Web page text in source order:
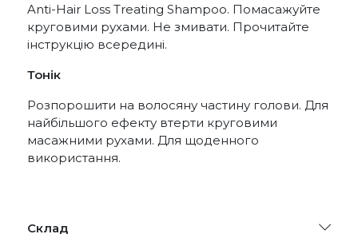
Anti-Hair Loss Treating Shampoo. Помасажуйте
круговими рухами. Не змивати. Прочитайте
інструкцію всередині.
Тонік
Розпорошити на волосяну частину голови. Для
найбільшого ефекту втерти круговими
масажними рухами. Для щоденного
використання.
Склад